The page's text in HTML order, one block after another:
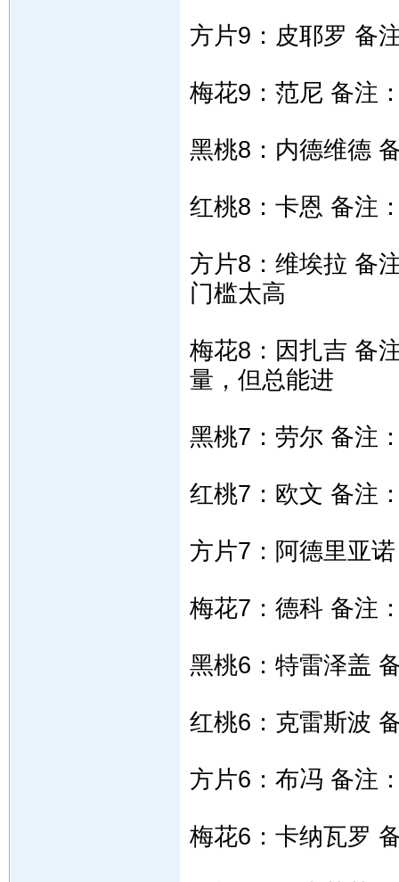
方片9：皮耶罗 备
梅花9：范尼 备注
黑桃8：内德维德
红桃8：卡恩 备注
方片8：维埃拉 备
门槛太高
梅花8：因扎吉 备
量，但总能进
黑桃7：劳尔 备注
红桃7：欧文 备注
方片7：阿德里亚
梅花7：德科 备注
黑桃6：特雷泽盖
红桃6：克雷斯波
方片6：布冯 备注
梅花6：卡纳瓦罗